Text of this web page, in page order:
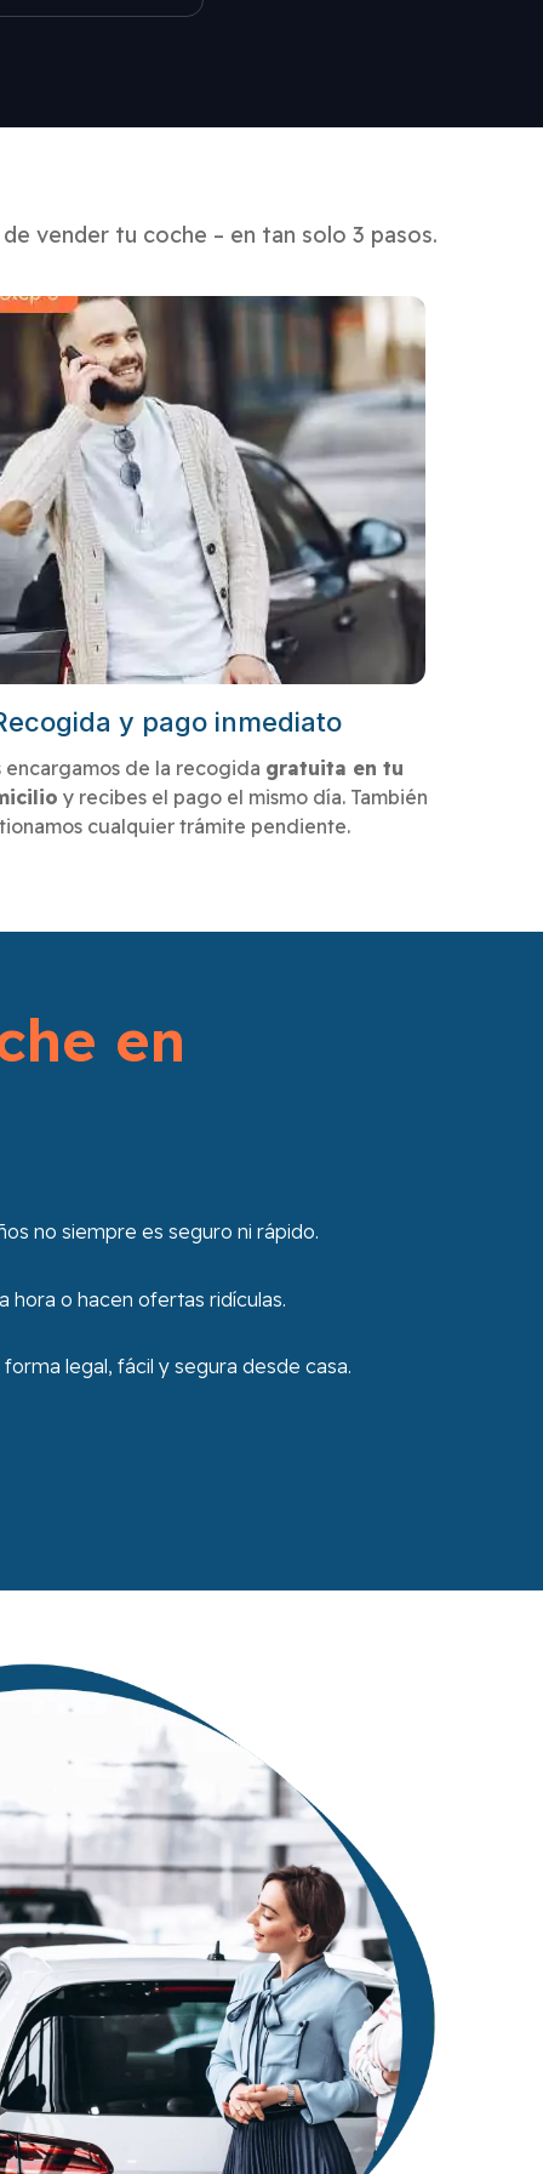
vender tu coche – en tan solo 3 pasos.
y pago inmediato
encargamos de la recogida gratuita en tu
y recibes el pago el mismo día. También
cualquier trámite pendiente.
en
no siempre es seguro ni rápido.
hora o hacen ofertas ridículas.
legal, fácil y segura desde casa.